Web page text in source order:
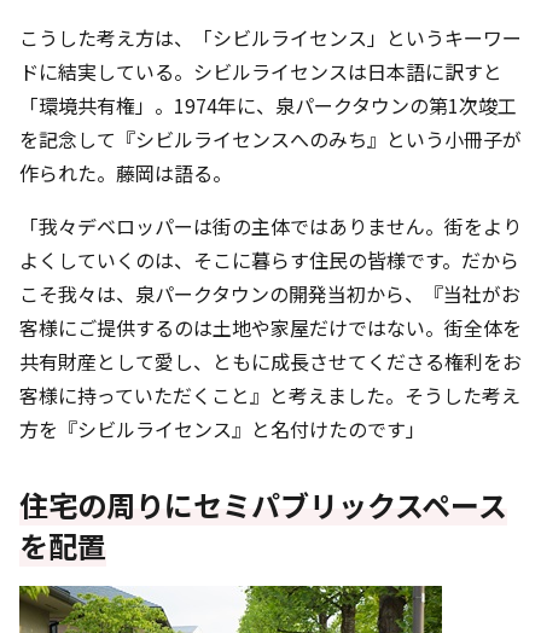
こうした考え方は、「シビルライセンス」というキーワー
ドに結実している。シビルライセンスは日本語に訳すと
「環境共有権」。1974年に、泉パークタウンの第1次竣工
を記念して『シビルライセンスへのみち』という小冊子が
作られた。藤岡は語る。
「我々デベロッパーは街の主体ではありません。街をより
よくしていくのは、そこに暮らす住民の皆様です。だから
こそ我々は、泉パークタウンの開発当初から、『当社がお
客様にご提供するのは土地や家屋だけではない。街全体を
共有財産として愛し、ともに成長させてくださる権利をお
客様に持っていただくこと』と考えました。そうした考え
方を『シビルライセンス』と名付けたのです」
住宅の周りにセミパブリックスペース
を配置